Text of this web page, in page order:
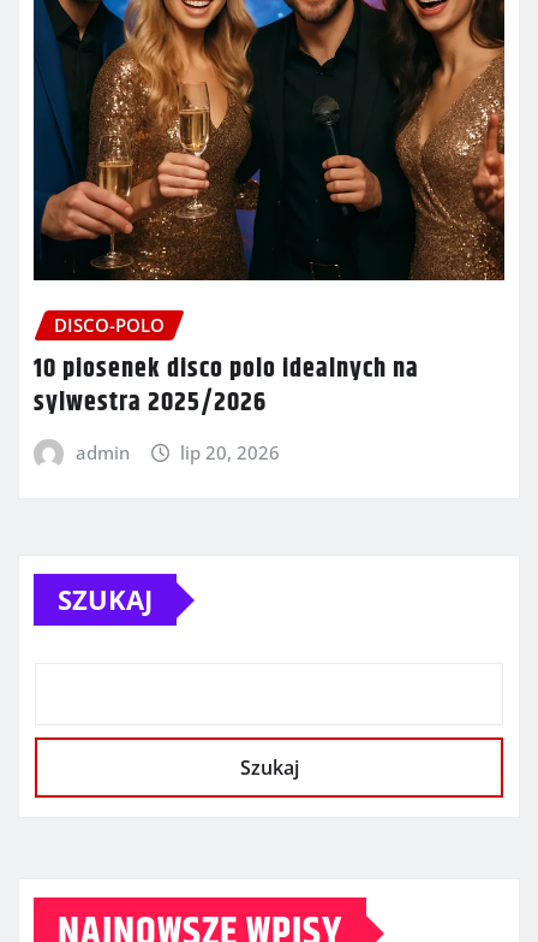
DISCO-POLO
10 piosenek disco polo idealnych na
sylwestra 2025/2026
admin lip 20, 2026
SZUKAJ
Szukaj